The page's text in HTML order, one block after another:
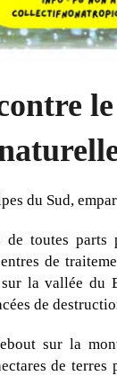
du Sud,
toutes
de
la vallée du
de
sur la
de